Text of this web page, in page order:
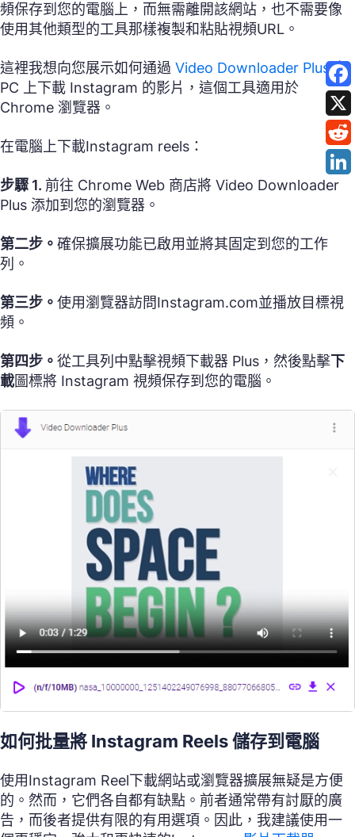
頻保存到您的電腦上，而無需離開該網站，也不需要像
使用其他類型的工具那樣複製和粘貼視頻URL。
這裡我想向您展示如何通過 Video Downloader Plus在
PC 上下載 Instagram 的影片，這個工具適用於
Chrome 瀏覽器。
在電腦上下載Instagram reels：
步驟 1. 前往 Chrome Web 商店將 Video Downloader
Plus 添加到您的瀏覽器。
第二步。 確保擴展功能已啟用並將其固定到您的工作
列。
第三步。 使用瀏覽器訪問Instagram.com並播放目標視
頻。
第四步。 從工具列中點擊視頻下載器 Plus，然後點擊下
載圖標將 Instagram 視頻保存到您的電腦。
如何批量將 Instagram Reels 儲存到電腦
使用Instagram Reel下載網站或瀏覽器擴展無疑是方便
的。然而，它們各自都有缺點。前者通常帶有討厭的廣
告，而後者提供有限的有用選項。因此，我建議使用一